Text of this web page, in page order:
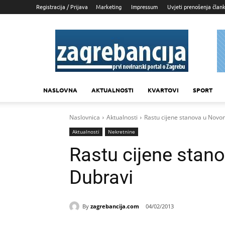
Registracija / Prijava Marketing Impressum Uvjeti prenošenja
Zagrebancija
NASLOVNA AKTUALNOSTI KVARTOVI SPORT
Naslovnica Aktualnosti Rastu cijene stanova u
Aktualnosti Nekretnine
Rastu cijene
Dubravi
By zagrebancija.com 04/02/2013